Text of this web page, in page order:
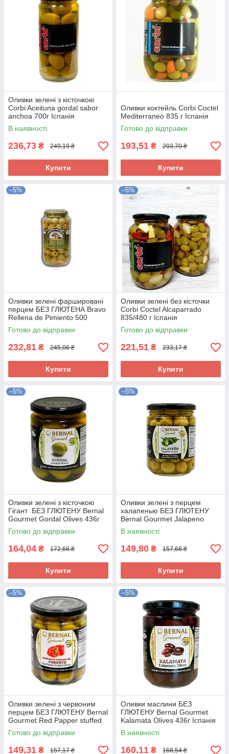
Оливки зелені з кісточкою
Corbi Aceituna gordal sabor
anchoa 700г Іспанія
В наявності
236,73 ₴ 249,19 ₴
Купити
Оливки коктейль Corbi Coctel
Mediterraneo 835 г Іспанія
Готово до відправки
193,51 ₴ 203,70 ₴
Купити
–5%
Оливки зелені фаршировані
перцем БЕЗ ГЛЮТЕНА Bravo
Rellena de Pimiento 500
г/1000 г Іспанія
Готово до відправки
232,81 ₴ 245,06 ₴
Купити
–5%
Оливки зелені без кісточки
Corbi Coctel Alcaparrado
835/480 г Іспанія
Готово до відправки
221,51 ₴ 233,17 ₴
Купити
–5%
Оливки зелені з кісточкою
Гігант БЕЗ ГЛЮТЕНУ Bernal
Gourmet Gordal Olives 436г
Іспанія
Готово до відправки
164,04 ₴ 172,68 ₴
Купити
–5%
Оливки зелені з перцем
халапенью БЕЗ ГЛЮТЕНУ
Bernal Gourmet Jalapeno
stuffed Olives 436г Іспанія
В наявності
149,80 ₴ 157,68 ₴
Купити
–5%
Оливки зелені з червоним
перцем БЕЗ ГЛЮТЕНУ Bernal
Gourmet Red Papper stuffed
Olives 436г Іспанія
Готово до відправки
149,31 ₴ 157,17 ₴
–5%
Оливки маслини БЕЗ
ГЛЮТЕНУ Bernal Gourmet
Kalamata Olives 436г Іспанія
В наявності
160,11 ₴ 168,54 ₴